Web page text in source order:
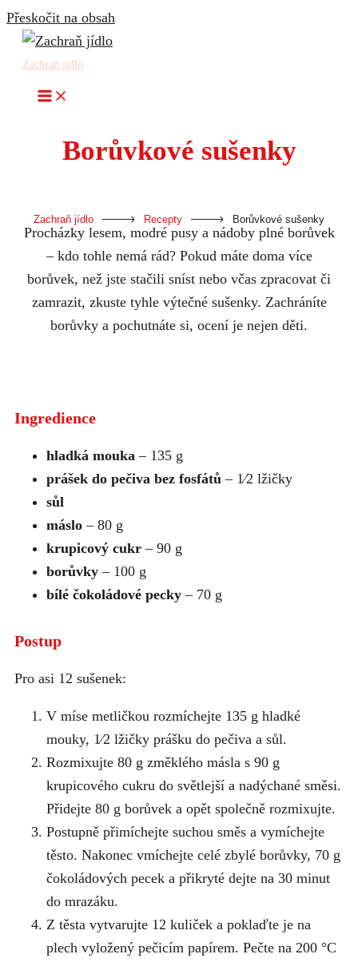
Přeskočit na obsah
Zachraň jídlo
Borůvkové sušenky
Zachraň jídlo - Recepty - Borůvkové sušenky
Procházky lesem, modré pusy a nádoby plné borůvek
– kdo tohle nemá rád? Pokud máte doma více
borůvek, než jste stačili sníst nebo včas zpracovat či
zamrazit, zkuste tyhle výtečné sušenky. Zachráníte
borůvky a pochutnáte si, ocení je nejen děti.
Ingredience
hladká mouka – 135 g
prášek do pečiva bez fosfátů – 1⁄2 lžičky
sůl
máslo – 80 g
krupicový cukr – 90 g
borůvky – 100 g
bílé čokoládové pecky – 70 g
Postup
Pro asi 12 sušenek:
V míse metličkou rozmíchejte 135 g hladké
mouky, 1⁄2 lžičky prášku do pečiva a sůl.
Rozmixujte 80 g změklého másla s 90 g
krupicového cukru do světlejší a nadýchané směsi.
Přidejte 80 g borůvek a opět společně rozmixujte.
Postupně přimíchejte suchou směs a vymíchejte
těsto. Nakonec vmíchejte celé zbylé borůvky, 70 g
čokoládových pecek a přikryté dejte na 30 minut
do mrazáku.
Z těsta vytvarujte 12 kuliček a poklaďte je na
plech vyložený pečicím papírem. Pečte na 200 °C